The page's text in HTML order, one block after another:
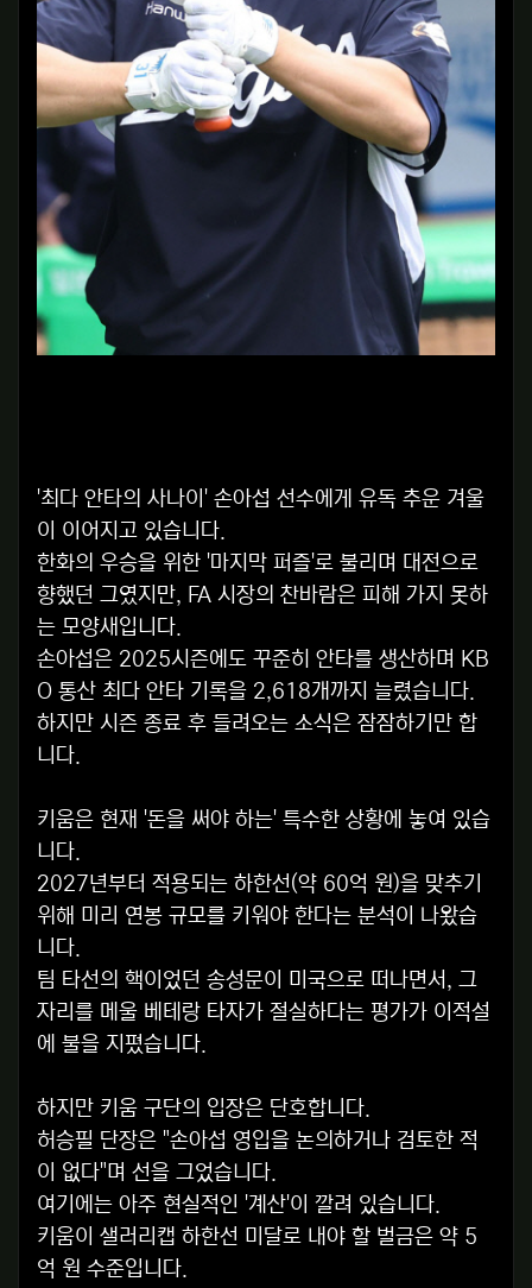
'최다 안타의 사나이' 손아섭 선수에게 유독 추운 겨울
이 이어지고 있습니다.
한화의 우승을 위한 '마지막 퍼즐'로 불리며 대전으로
향했던 그였지만, FA 시장의 찬바람은 피해 가지 못하
는 모양새입니다.
손아섭은 2025시즌에도 꾸준히 안타를 생산하며 KB
O 통산 최다 안타 기록을 2,618개까지 늘렸습니다.
하지만 시즌 종료 후 들려오는 소식은 잠잠하기만 합
니다.
키움은 현재 '돈을 써야 하는' 특수한 상황에 놓여 있습
니다.
2027년부터 적용되는 하한선(약 60억 원)을 맞추기
위해 미리 연봉 규모를 키워야 한다는 분석이 나왔습
니다.
팀 타선의 핵이었던 송성문이 미국으로 떠나면서, 그
자리를 메울 베테랑 타자가 절실하다는 평가가 이적설
에 불을 지폈습니다.
하지만 키움 구단의 입장은 단호합니다.
허승필 단장은 "손아섭 영입을 논의하거나 검토한 적
이 없다"며 선을 그었습니다.
여기에는 아주 현실적인 '계산'이 깔려 있습니다.
키움이 샐러리캡 하한선 미달로 내야 할 벌금은 약 5
억 원 수준입니다.